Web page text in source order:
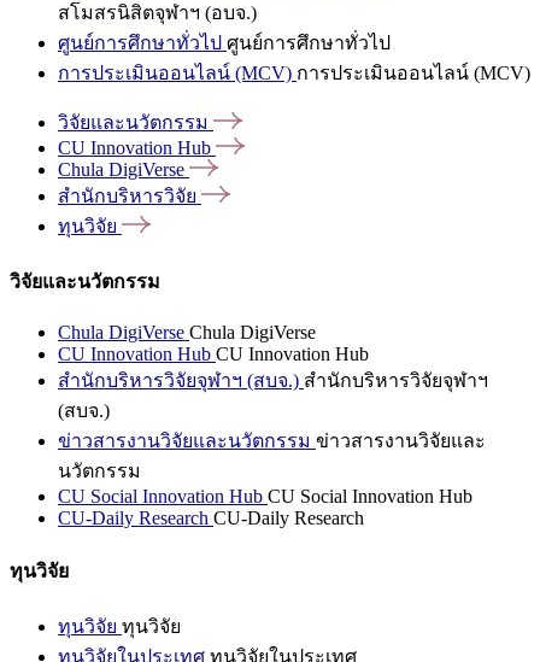
สโมสรนิสิตจุฬาฯ (อบจ.)
ศูนย์การศึกษาทั่วไป ศูนย์การศึกษาทั่วไป
การประเมินออนไลน์ (MCV) การประเมินออนไลน์ (MCV)
วิจัยและนวัตกรรม
CU Innovation Hub
Chula DigiVerse
สำนักบริหารวิจัย
ทุนวิจัย
วิจัยและนวัตกรรม
Chula DigiVerse Chula DigiVerse
CU Innovation Hub CU Innovation Hub
สำนักบริหารวิจัยจุฬาฯ (สบจ.) สำนักบริหารวิจัยจุฬาฯ
(สบจ.)
ข่าวสารงานวิจัยและนวัตกรรม ข่าวสารงานวิจัยและ
นวัตกรรม
CU Social Innovation Hub CU Social Innovation Hub
CU-Daily Research CU-Daily Research
ทุนวิจัย
ทุนวิจัย ทุนวิจัย
ทุนวิจัยในประเทศ ทุนวิจัยในประเทศ